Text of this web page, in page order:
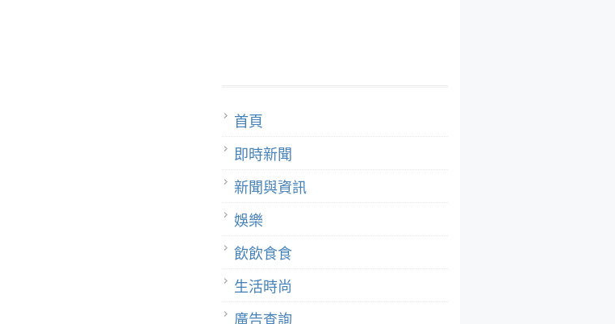
首頁
即時新聞
新聞與資訊
娛樂
飲飲食食
生活時尚
廣告查詢